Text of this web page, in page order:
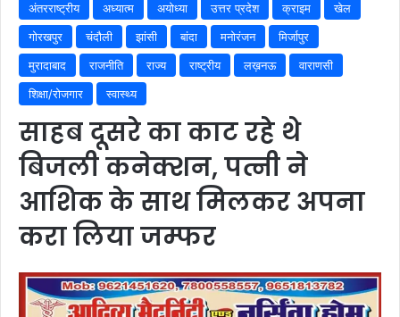
अंतरराष्ट्रीय
अध्यात्म अयोध्या उत्तर प्रदेश क्राइम
खेल
गोरखपुर
चंदौली झांसी बांदा मनोरंजन
मिर्जापुर
मुरादाबाद
राजनीति राज्य राष्ट्रीय लख़नऊ
वाराणसी
शिक्षा/रोजगार
स्वास्थ्य
साहब दूसरे का काट रहे थे
बिजली कनेक्शन, पत्नी ने
आशिक के साथ मिलकर अपना
करा लिया जम्फर